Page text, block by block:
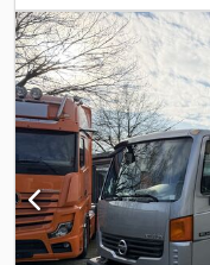
AdBlue,